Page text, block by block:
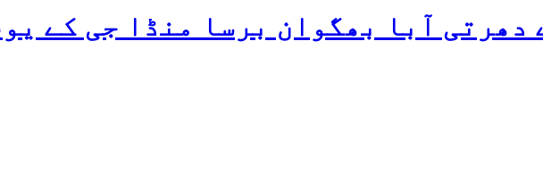
دھرتی آبا بھگوان برسا منڈا جی کے